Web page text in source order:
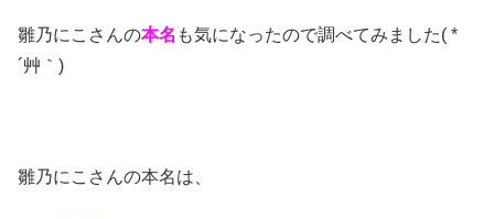
雛乃にこさんの本名 も気になったので調べてみました( *
´艸｀)
雛乃にこさんの本名は、